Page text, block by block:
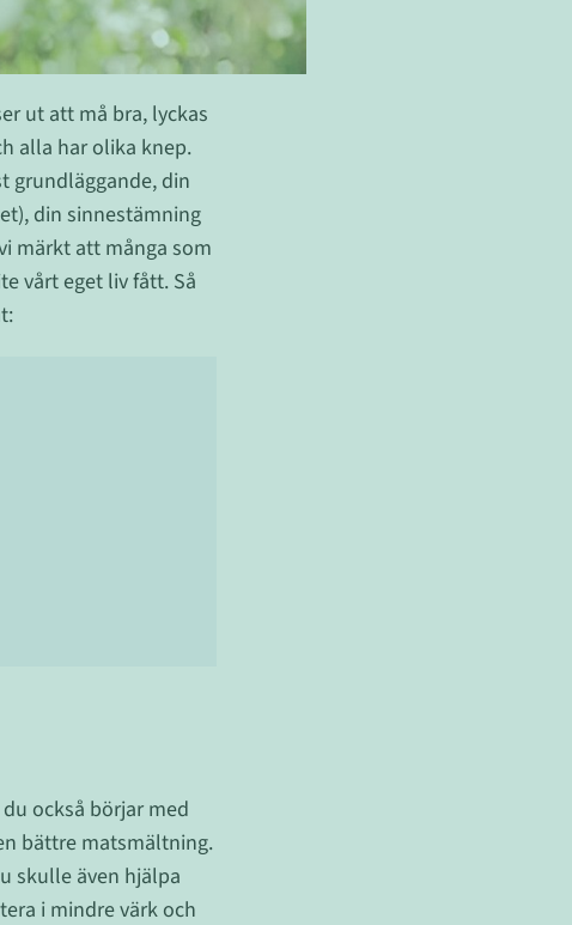
ut att må bra, lyckas
alla har olika knep.
grundläggande, din
din sinnestämning
märkt att många som
vårt eget liv fått. Så
också börjar med
bättre matsmältning.
skulle även hjälpa
i mindre värk och